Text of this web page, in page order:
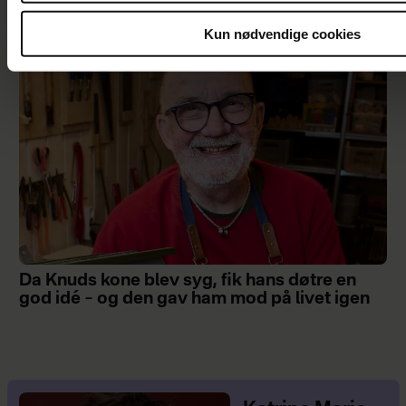
Kun nødvendige cookies
Da Knuds kone blev syg, fik hans døtre en
god idé – og den gav ham mod på livet igen